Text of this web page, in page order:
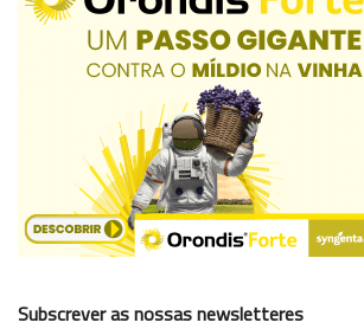
Subscrever as nossas newsletteres